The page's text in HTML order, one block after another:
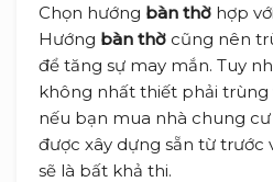
Chọn hướng bàn thờ hợp
Hướng bàn thờ cũng nên
để tăng sự may mắn. Tuy
không nhất thiết phải trùng
nếu bạn mua nhà chung
được xây dựng sẵn từ trước
sẽ là bất khả thi.